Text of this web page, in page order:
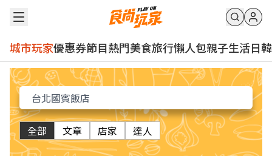
城市玩家優惠券節目熱門美食旅行懶人包親子生活日韓
全部 文章 店家 達人